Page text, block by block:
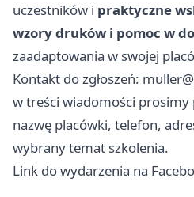
uczestników i praktyczne
wzory druków i pomoc w
zaadaptowania w swojej
Kontakt do zgłoszeń:
w treści wiadomości prosimy
nazwę placówki, telefon,
wybrany temat szkolenia.
Link do wydarzenia na